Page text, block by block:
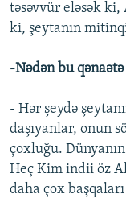
təsəvvür eləsək
ki, şeytanın
-Nədən bu
- Hər şeydə
daşıyanlar, onun
çoxluğu.
Heç Kim indii öz
daha çox